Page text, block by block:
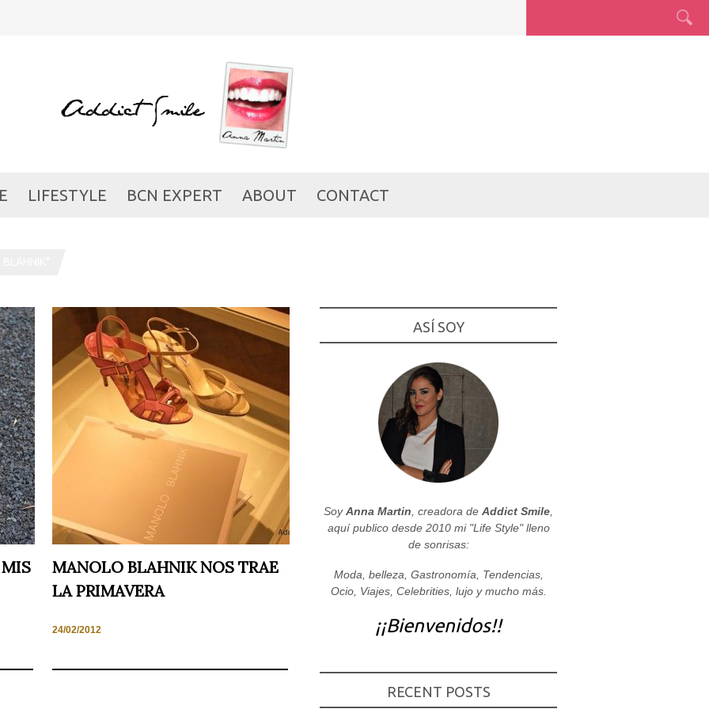
LIFESTYLE BCN EXPERT ABOUT CONTACT
MANOLO BLAHNIK NOS TRAE
LA PRIMAVERA
24/02/2012
ASÍ SOY
SoyAnna Martin , creadora de Addict Smile
aquí publico desde 2010 mi "Life Style" lleno
de sonrisas:
Moda, belleza, Gastronomía, Tendencias,
Ocio, Viajes, Celebrities, lujo y mucho más.
¡¡Bienvenidos!!
RECENT POSTS